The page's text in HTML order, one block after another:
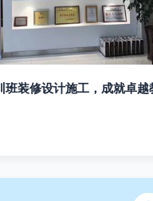
班装修设计施工，成就卓越